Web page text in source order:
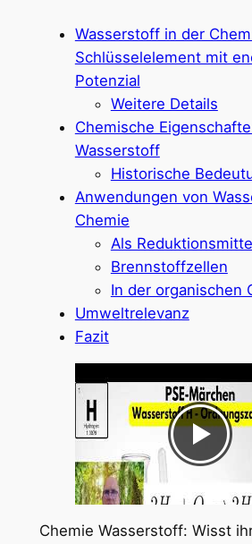
Wasserstoff in der
Schlüsselelement mit
Potenzial
Weitere Details
Chemische
Wasserstoff
Historische
Anwendungen von
Chemie
Als
Brennstoffzellen
In der organischen
Umweltrelevanz
Fazit
Chemie Wasserstoff: Wisst